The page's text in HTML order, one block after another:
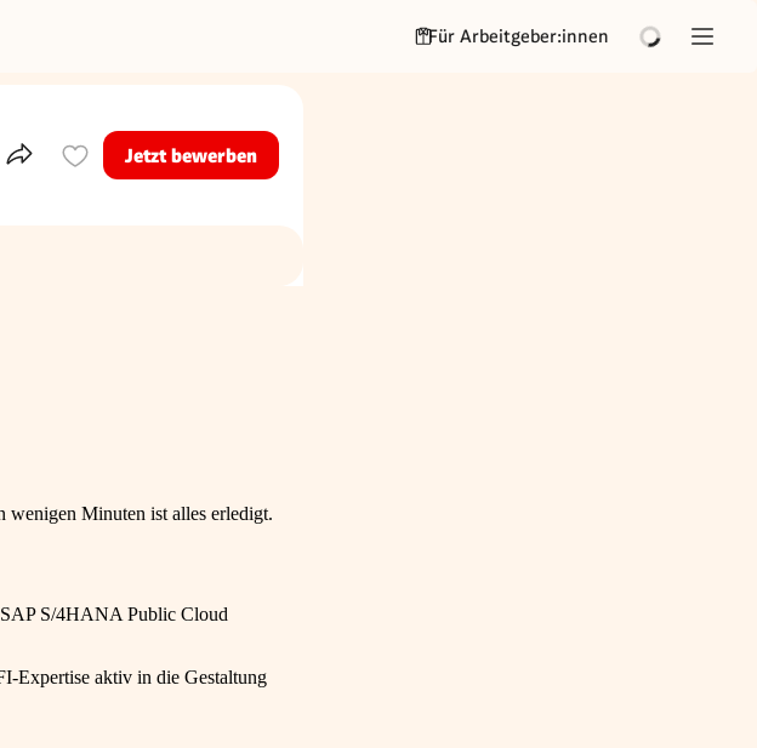
Für Arbeitgeber:innen
Teile dieses InseratJetzt bewerben
Minuten ist alles erledigt.
SAP S/4HANA Public Cloud
Expertise aktiv in die Gestaltung